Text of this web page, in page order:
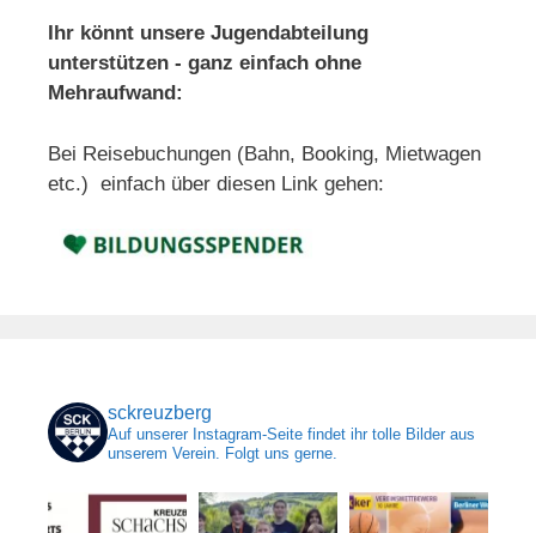
Ihr könnt unsere Jugendabteilung
unterstützen - ganz einfach ohne
Mehraufwand:
Bei Reisebuchungen (Bahn, Booking, Mietwagen
etc.) einfach über diesen Link gehen:
sckreuzberg
Auf unserer Instagram-Seite findet ihr tolle Bilder aus
unserem Verein. Folgt uns gerne.